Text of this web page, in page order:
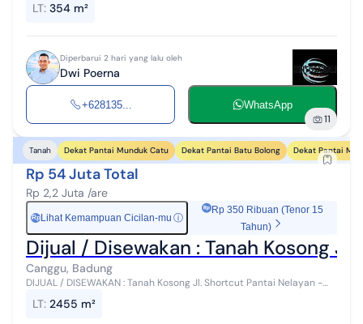
- dekat dari jalan utama Pa...
LT: 354 m²
Diperbarui 2 hari yang lalu oleh
Dwi Poerna
+628135... WhatsApp
11
Tanah Dekat Pantai Munduk Catu Dekat Pantai Batu Bolong Dekat Pantai
Rp 54 Juta Total
Rp 2,2 Juta /are
Rp Lihat Kemampuan Cicilan-mu ⓘ
Rp 350 Ribuan (Tenor 15
Tahun)
Dijual / Disewakan : Tanah Kosong
Canggu, Badung
DIJUAL / DISEWAKAN : Tanah Kosong Jl. Shortcut Pantai Nelayan -
LT: 2455 m²